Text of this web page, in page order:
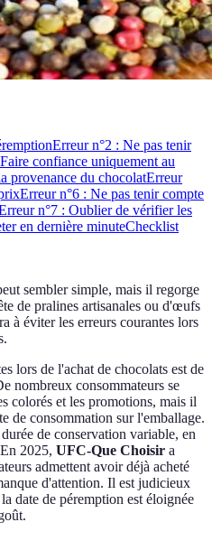
Erreur n°2 : Ne pas tenir
confiance uniquement au
provenance du chocolatErreur
Erreur n°6 : Ne pas tenir compte
n°7 : Oublier de vérifier les
en dernière minuteChecklist
sembler simple, mais il regorge
de pralines artisanales ou d'œufs
à éviter les erreurs courantes lors
lors de l'achat de chocolats est de
nombreux consommateurs se
colorés et les promotions, mais il
de consommation sur l'emballage.
de conservation variable, en
2025, UFC-Que Choisir a
admettent avoir déjà acheté
d'attention. Il est judicieux
date de péremption est éloignée